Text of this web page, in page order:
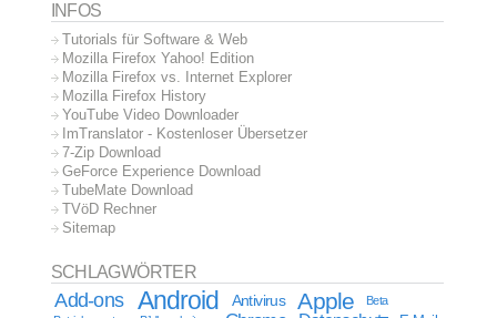
INFOS
Tutorials für Software & Web
Mozilla Firefox Yahoo! Edition
Mozilla Firefox vs. Internet Explorer
Mozilla Firefox History
YouTube Video Downloader
ImTranslator - Kostenloser Übersetzer
7-Zip Download
GeForce Experience Download
TubeMate Download
TVöD Rechner
Sitemap
SCHLAGWÖRTER
Add-ons Android Antivirus Apple
Beta